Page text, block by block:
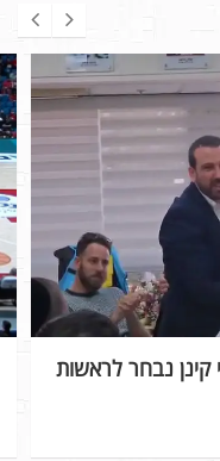
30 שנה, שי קינן נבחר לראשות